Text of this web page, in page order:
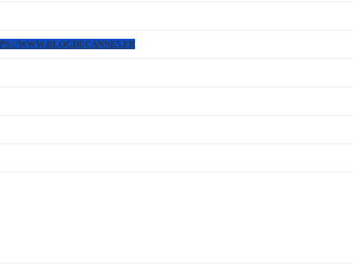
WWW.BLOGDECANNES.FR